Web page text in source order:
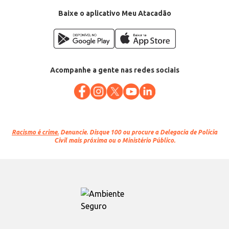
Baixe o aplicativo Meu Atacadão
Acompanhe a gente nas redes sociais
Racismo é crime. Denuncie. Disque 100 ou procure a Delegacia de Polícia
Civil mais próxima ou o Ministério Público.